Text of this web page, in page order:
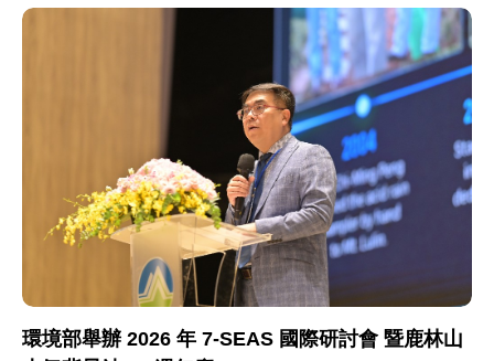
環境部舉辦 2026 年 7-SEAS 國際研討會 暨鹿林山